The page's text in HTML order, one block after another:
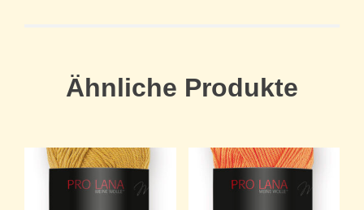
Ähnliche Produkte